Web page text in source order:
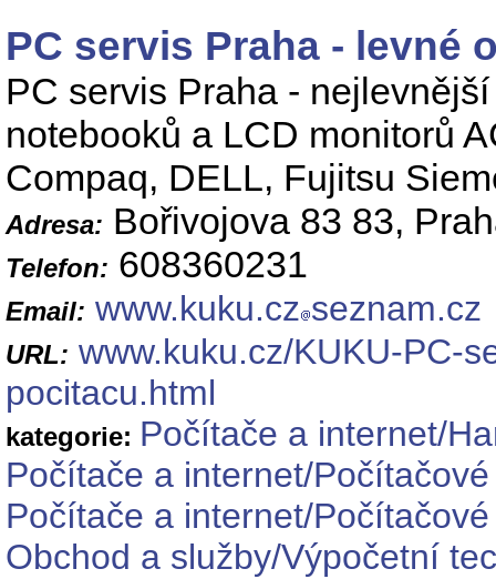
PC servis Praha - levné
PC servis Praha -
notebooků a LCD monitorů
Compaq, DELL, Fujitsu
Adresa: Bořivojova 83 83,
Telefon: 608360231
Email: www.kuku.cz seznam.cz
URL: www.kuku.cz/KUKU-PC-
pocitacu.html
kategorie: Počítače a internet/
Počítače a internet/
Počítače a internet/
Obchod a služby/Výpočetní